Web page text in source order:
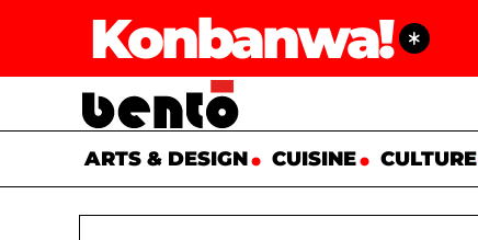
Konbanwa!
ARTS & DESIGN CUISINE CULTURE